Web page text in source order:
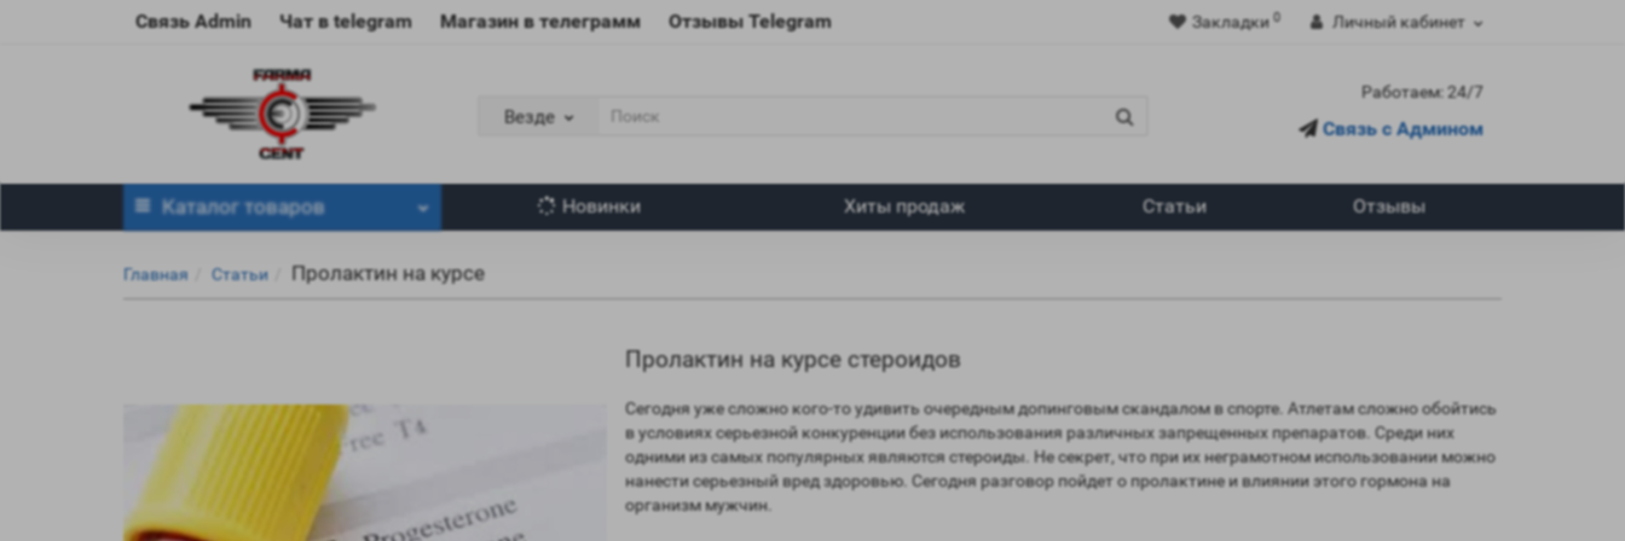
Связь Admin Чат в telegram Магазин в телеграмм Отзывы Telegram Закладки 0 Личный кабинет
Везде
Работаем: 24/7
Связь с Админом
Каталог товаров Новинки Хиты продаж Статьи Отзывы
Главная Статьи Пролактин на курсе
Пролактин на курсе стероидов
Сегодня уже сложно кого-то удивить очередным допинговым скандалом в спорте. Атлетам сложно обойтись
в условиях серьезной конкуренции без использования различных запрещенных препаратов. Среди них
одними из самых популярных являются стероиды. Не секрет, что при их неграмотном использовании можно
нанести серьезный вред здоровью. Сегодня разговор пойдет о пролактине и влиянии этого гормона на
организм мужчин.